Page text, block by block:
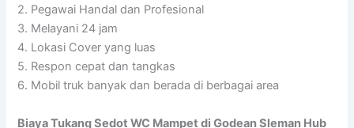
2. Pegawai Handal dan Profesional
3. Melayani 24 jam
4. Lokasi Cover yang luas
5. Respon cepat dan tangkas
6. Mobil truk banyak dan berada di berbagai area
BiayaTukang Sedot WC Mampet di Godean Sleman Hub